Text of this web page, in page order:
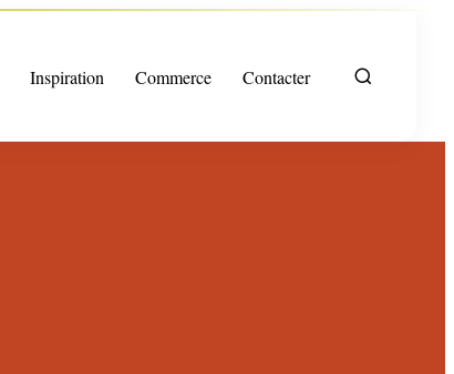
Inspiration Commerce Contacter